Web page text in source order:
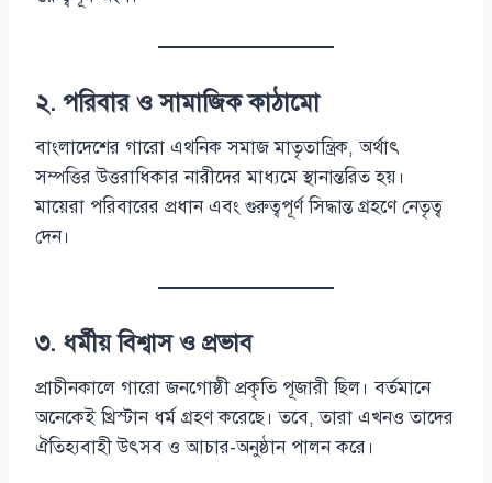
২. পরিবার ও সামাজিক কাঠামো
বাংলাদেশের গারো এথনিক সমাজ মাতৃতান্ত্রিক, অর্থাৎ
সম্পত্তির উত্তরাধিকার নারীদের মাধ্যমে স্থানান্তরিত হয়।
মায়েরা পরিবারের প্রধান এবং গুরুত্বপূর্ণ সিদ্ধান্ত গ্রহণে নেতৃত্ব
দেন।
৩. ধর্মীয় বিশ্বাস ও প্রভাব
প্রাচীনকালে গারো জনগোষ্ঠী প্রকৃতি পূজারী ছিল। বর্তমানে
অনেকেই খ্রিস্টান ধর্ম গ্রহণ করেছে। তবে, তারা এখনও তাদের
ঐতিহ্যবাহী উৎসব ও আচার-অনুষ্ঠান পালন করে।